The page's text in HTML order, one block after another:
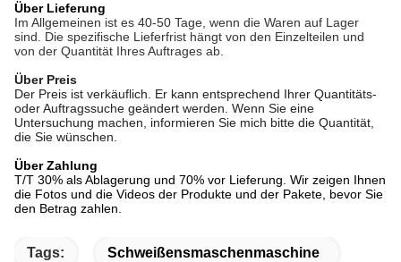
Über Lieferung
Im Allgemeinen ist es 40-50 Tage, wenn die Waren auf Lager
sind. Die spezifische Lieferfrist hängt von den Einzelteilen und
von der Quantität Ihres Auftrages ab.
Über Preis
Der Preis ist verkäuflich. Er kann entsprechend Ihrer Quantitäts-
oder Auftragssuche geändert werden. Wenn Sie eine
Untersuchung machen, informieren Sie mich bitte die Quantität,
die Sie wünschen.
Über Zahlung
T/T 30% als Ablagerung und 70% vor Lieferung. Wir zeigen Ihnen
die Fotos und die Videos der Produkte und der Pakete, bevor Sie
den Betrag zahlen.
Tags: Schweißensmaschenmaschine